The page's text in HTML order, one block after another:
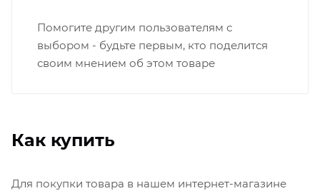
Помогите другим пользователям с
выбором - будьте первым, кто поделится
своим мнением об этом товаре
Как купить
Для покупки товара в нашем интернет-магазине